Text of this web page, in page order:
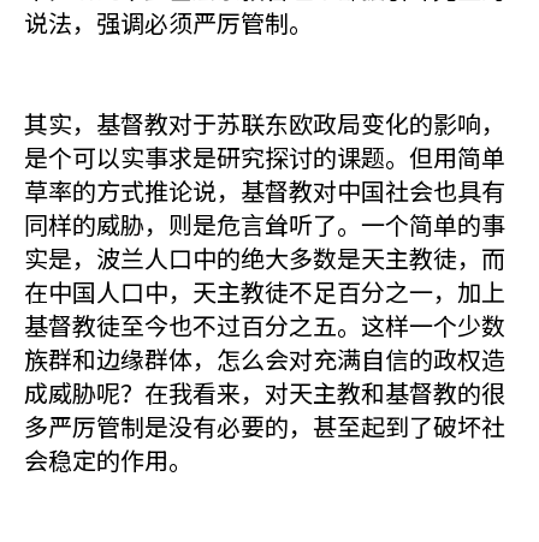
说法，强调必须严厉管制。
其实，基督教对于苏联东欧政局变化的影响，
是个可以实事求是研究探讨的课题。但用简单
草率的方式推论说，基督教对中国社会也具有
同样的威胁，则是危言耸听了。一个简单的事
实是，波兰人口中的绝大多数是天主教徒，而
在中国人口中，天主教徒不足百分之一，加上
基督教徒至今也不过百分之五。这样一个少数
族群和边缘群体，怎么会对充满自信的政权造
成威胁呢？在我看来，对天主教和基督教的很
多严厉管制是没有必要的，甚至起到了破坏社
会稳定的作用。